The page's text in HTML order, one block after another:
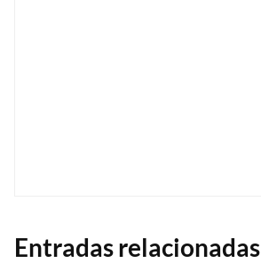
Entradas relacionadas